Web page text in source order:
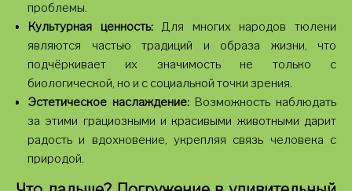
проблемы.
Культурная ценность:Для многих народов тюлени
являются частью традиций и образа жизни, что
подчёркивает их значимость не только с
биологической, но и с социальной точки зрения.
Эстетическое наслаждение:Возможность наблюдать
за этими грациозными и красивыми животными дарит
радость и вдохновение, укрепляя связь человека с
природой.